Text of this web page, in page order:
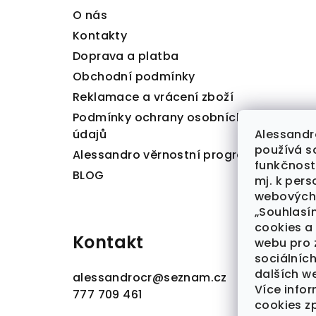
používá
mj. k
cookies
webu pro
dalších
Více
cookies
O nás
Kontakty
Doprava a platba
Obchodní podmínky
Reklamace a vrácení zboží
Podmínky ochrany osobních
údajů
Alessandro věrnostní program
BLOG
Kontakt
alessandrocr@seznam.cz
777 709 461